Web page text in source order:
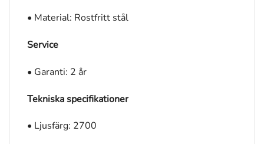
• Material: Rostfritt stål
Service
• Garanti: 2 år
Tekniska specifikationer
• Ljusfärg: 2700